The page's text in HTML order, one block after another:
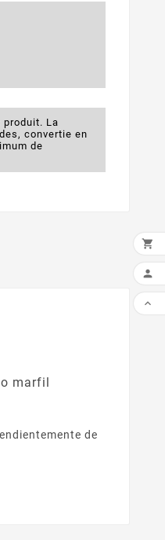
produit. La
convertie en
de
marfil
de


